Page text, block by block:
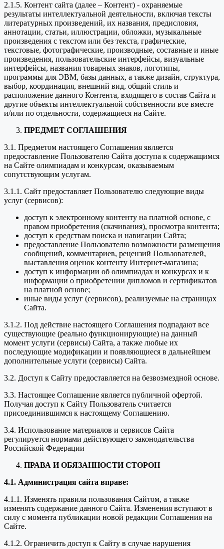
2.1.5. Контент сайта (далее – Контент) - охраняемые
результаты интеллектуальной деятельности, включая тексты
литературных произведений, их названия, предисловия,
аннотации, статьи, иллюстрации, обложки, музыкальные
произведения с текстом или без текста, графические,
текстовые, фотографические, производные, составные и иные
произведения, пользовательские интерфейсы, визуальные
интерфейсы, названия товарных знаков, логотипы,
программы для ЭВМ, базы данных, а также дизайн, структура,
выбор, координация, внешний вид, общий стиль и
расположение данного Контента, входящего в состав Сайта и
другие объекты интеллектуальной собственности все вместе
и/или по отдельности, содержащиеся на Сайте.
ПРЕДМЕТ СОГЛАШЕНИЯ
3.1. Предметом настоящего Соглашения является
предоставление Пользователю Сайта доступа к содержащимся
на Сайте олимпиадам и конкурсам, оказываемым
сопутствующим услугам.
3.1.1. Сайт предоставляет Пользователю следующие виды
услуг (сервисов):
доступ к электронному контенту на платной основе, с
правом приобретения (скачивания), просмотра контента;
доступ к средствам поиска и навигации Сайта;
предоставление Пользователю возможности размещения
сообщений, комментариев, рецензий Пользователей,
выставления оценок контенту Интернет-магазина;
доступ к информации об олимпиадах и конкурсах и к
информации о приобретении дипломов и сертификатов
на платной основе;
иные виды услуг (сервисов), реализуемые на страницах
Сайта.
3.1.2. Под действие настоящего Соглашения подпадают все
существующие (реально функционирующие) на данный
момент услуги (сервисы) Сайта, а также любые их
последующие модификации и появляющиеся в дальнейшем
дополнительные услуги (сервисы) Сайта.
3.2. Доступ к Сайту предоставляется на безвозмездной основе.
3.3. Настоящее Соглашение является публичной офертой.
Получая доступ к Сайту Пользователь считается
присоединившимся к настоящему Соглашению.
3.4. Использование материалов и сервисов Сайта
регулируется нормами действующего законодательства
Российской Федерации
ПРАВА И ОБЯЗАННОСТИ СТОРОН
4.1. Администрация сайта вправе:
4.1.1. Изменять правила пользования Сайтом, а также
изменять содержание данного Сайта. Изменения вступают в
силу с момента публикации новой редакции Соглашения на
Сайте.
4.1.2. Ограничить доступ к Сайту в случае нарушения